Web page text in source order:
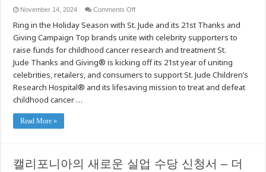
November 14, 2024 Comments Offon
Jude
“Thanks
and
Unite
community!
Ring in the Holiday Season with St. Jude and its 21st Thanks and
Giving Campaign Top brands unite with celebrity supporters to
raise funds for childhood cancer research and treatment St.
Jude Thanks and Giving® is kicking off its 21st year of uniting
celebrities, retailers, and consumers to support St. Jude Children’s
Research Hospital® and its lifesaving mission to treat and defeat
childhood cancer …
Read More »
캘리포니아의 새로운 실업 수당 신청서 – 더